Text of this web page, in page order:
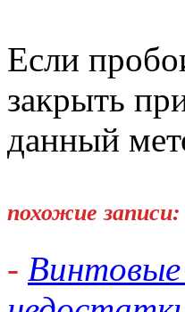
Если
закрыть
данный
похожие записи:
-